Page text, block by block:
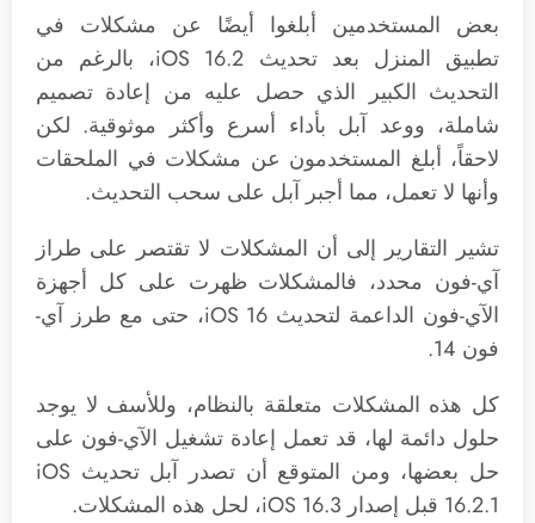
بعض المستخدمين أبلغوا أيضًا عن مشكلات في
تطبيق المنزل بعد تحديث iOS 16.2، بالرغم من
التحديث الكبير الذي حصل عليه من إعادة تصميم
شاملة، ووعد آبل بأداء أسرع وأكثر موثوقية. لكن
لاحقاً، أبلغ المستخدمون عن مشكلات في الملحقات
وأنها لا تعمل، مما أجبر آبل على سحب التحديث.
تشير التقارير إلى أن المشكلات لا تقتصر على طراز
آي-فون محدد، فالمشكلات ظهرت على كل أجهزة
الآي-فون الداعمة لتحديث iOS 16، حتى مع طرز آي-
فون 14.
كل هذه المشكلات متعلقة بالنظام، وللأسف لا يوجد
حلول دائمة لها، قد تعمل إعادة تشغيل الآي-فون على
حل بعضها، ومن المتوقع أن تصدر آبل تحديث iOS
16.2.1 قبل إصدار iOS 16.3، لحل هذه المشكلات.